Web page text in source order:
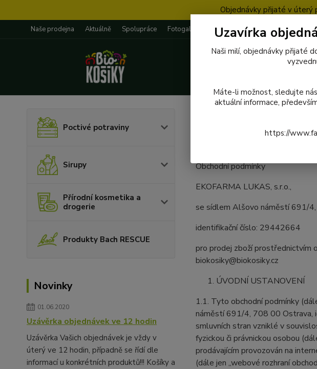
Objednávky přijaté v úterý
Naše prodejna Aktuálně Spolupráce Fotogalerie Recepty Blog
Poctivé potraviny
Sirupy
Přírodní kosmetika a
drogerie
Produkty Bach RESCUE
Novinky
01.06.2020
Uzávěrka objednávek ve 12 hodin
Uzávěrka Vašich objednávek je vždy v
úterý ve 12 hodin, případně se řídí dle
informací u konkrétních produktů!!! Košíky a
Obchodní
Obchodní podmínky
EKOFARMA LUKAS, s.r.o.,
se sídlem Alšovo náměstí 691/
identifikační číslo: 29442664
pro prodej zboží prostřednictvím
biokosiky@biokosiky.cz
ÚVODNÍ USTANOVENÍ
1.1. Tyto obchodní podmínky
náměstí 691/4, 708 00 Ostrava,
smluvních stran vzniklé v
fyzickou či právnickou osobou
prodávajícím provozován na
(dále jen „webové rozhraní
Uzavírka
Naši milí, objednávky přijaté
Máte-li možnost, sledujte
aktuální informace,
https://